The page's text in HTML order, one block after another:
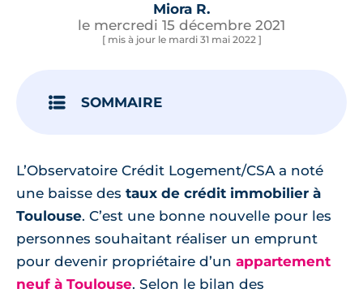
Miora R.
le mercredi 15 décembre 2021
[ mis à jour le mardi 31 mai 2022 ]
SOMMAIRE
L’Observatoire Crédit Logement/CSA a noté
une baisse des taux de crédit immobilier à
Toulouse. C’est une bonne nouvelle pour les
personnes souhaitant réaliser un emprunt
pour devenir propriétaire d’un appartement
neuf à Toulouse. Selon le bilan des